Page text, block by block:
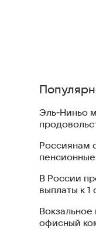
Эль‑Ниньо
Россиянам
В России
выплаты к 1
офисный